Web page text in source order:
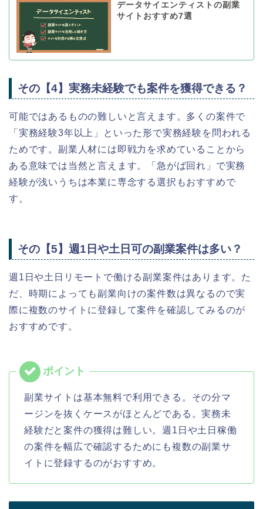
データサイエンティストの副業
サイトおすすめ7選
その【4】実務未経験でも案件を獲得できる？
可能ではあるものの難しいと言えます。多くの案件で
「実務経験3年以上」といった形で実務経験を問われる
ためです。副業人材には即戦力を求めていることから
ある意味では当然と言えます。「急がば回れ」で実務
経験が浅いうちは本業に専念する選択もおすすめで
す。
その【5】週1日や土日可の副業案件は多い？
週1日や土日リモートで働ける副業案件はあります。た
だ、時期によっても副業向けの案件数は異なるので実
際に複数のサイトに登録して案件を確認してみるのが
おすすめです。
副業サイトは基本無料で利用できる。その分マ
ージンを抜くケースがほとんどである。実務未
経験だと案件の獲得は難しい。週1日や土日稼働
の案件を幅広で確認するためにも複数の副業サ
イトに登録するのがおすすめ。